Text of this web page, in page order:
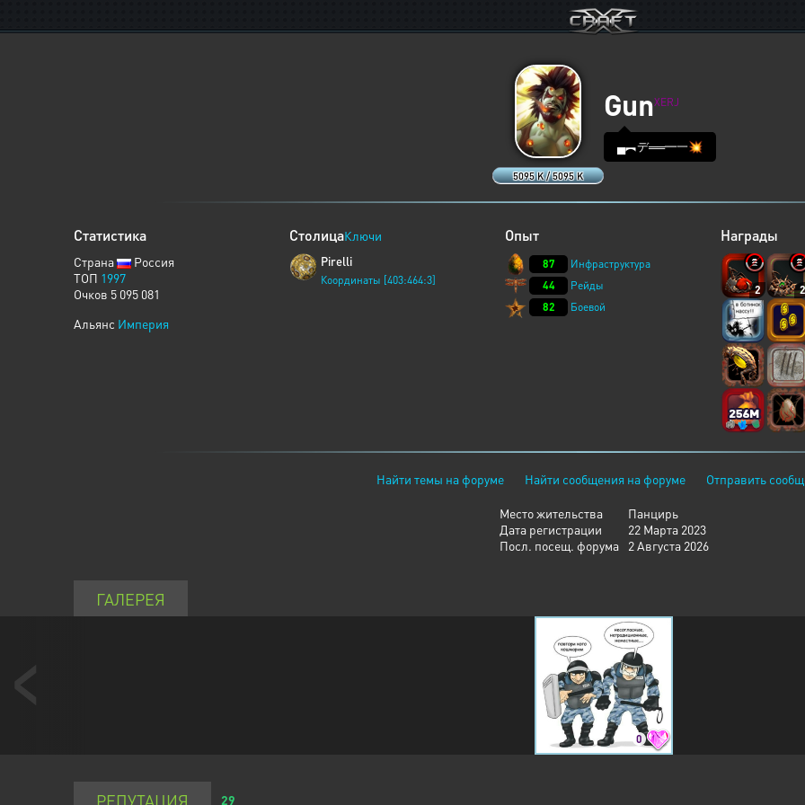
5095 K / 5095 K
GunXERJ
▄︻デ══━一💥
Статистика
Страна
Россия
ТОП 1997
Очков 5 095 081
Альянс Империя
СтолицаКлючи
Pirelli
Координаты [403:464:3]
Опыт
87
Инфраструктура
44
Рейды
82
Боевой
Награды
2 2
Найти темы на форуме Найти сообщения на форуме Отправить
Место жительства
Панцирь
Дата регистрации
22 Марта 2023
Посл. посещ. форума
2 Августа 2026
ГАЛЕРЕЯ
0
РЕПУТАЦИЯ 29